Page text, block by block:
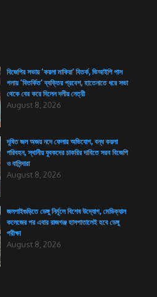
বিজেপির সভায় ‘কয়লা মাফিয়া’ বিতর্ক, ভিআইপি পাস
গলায় ‘বিতর্কিত’ ব্যক্তির প্রবেশ, হাতেনাতে ধরে সভা
থেকে বের করে দিলেন দলীয় নেত্রী
August 8, 2026
দূষিত জল অজয় নদে ফেলার অভিযোগ, বন্ধ কয়লা
পরিবহন, স্থানীয় যুবকদের চাকরির দাবিতে সরব বিজেপি
ও বাসিন্দারা
August 8, 2026
জলপাইগুড়িতে ডেঙ্গু নির্মূলে বিশেষ উদ্যোগ, মেডিক্যাল
কলেজের পর এবার রাজগঞ্জ হাসপাতালেই হবে ডেঙ্গু
পরীক্ষা
August 8, 2026